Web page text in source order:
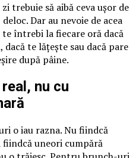
trebuie să aibă ceva ușor de
Dar au nevoie de acea
întrebi la fiecare oră dacă
dacă te lățește sau dacă pare
după pâine.
nu cu
o iau razna. Nu fiindcă
fiindcă uneori cumpără